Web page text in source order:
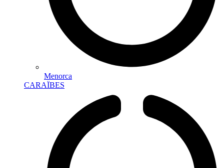
Menorca
CARAÏBES